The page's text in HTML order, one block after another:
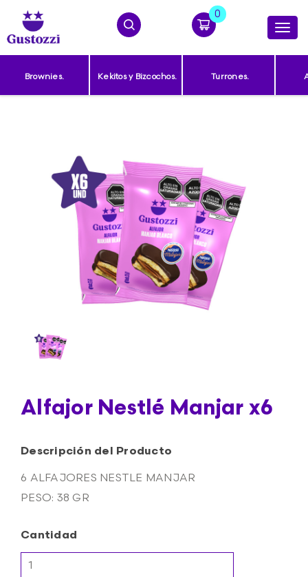
0
Productos
Contacto
Brownies. Kekitos y Bizcochos. Turrones.
Alfajor Nestlé Manjar x6
Descripción del Producto
6 ALFAJORES NESTLE MANJAR
PESO: 38 GR
Cantidad